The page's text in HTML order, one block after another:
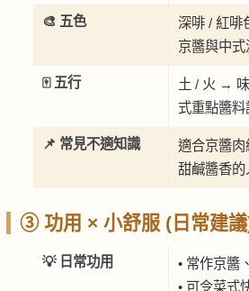
🎨 五色
深啡 / 紅啡
京醬與中式
🀄 五行
土 / 火 →
式重點醬料
📌 常見不適知識
適合京醬
甜鹹醬香的
③ 功用 × 小舒服 (日常建
💡 日常功用
• 常作京醬
• 可令菜式